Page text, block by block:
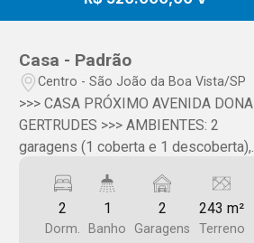
imobiliário
Casa - Padrão
Centro - São João da Boa Vista/SP
>>> CASA PRÓXIMO AVENIDA DONA
GERTRUDES >>> AMBIENTES: 2
garagens (1 coberta e 1 descoberta),
dormitórios, banheiro, cozinha com
gabinete, área de serviço, edícula
(deposito), quintal com jardim
2
Dorm.
1
Banho
2
Garagens
243 m²
Terreno